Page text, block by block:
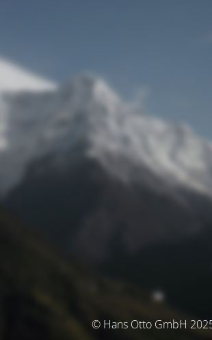
© Hans Otto GmbH